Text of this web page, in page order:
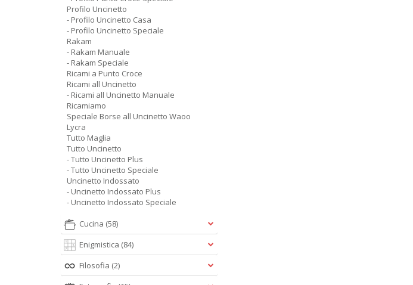
Profilo Uncinetto
- Profilo Uncinetto Casa
- Profilo Uncinetto Speciale
Rakam
- Rakam Manuale
- Rakam Speciale
Ricami a Punto Croce
Ricami all Uncinetto
- Ricami all Uncinetto Manuale
Ricamiamo
Speciale Borse all Uncinetto Waoo
Lycra
Tutto Maglia
Tutto Uncinetto
- Tutto Uncinetto Plus
- Tutto Uncinetto Speciale
Uncinetto Indossato
- Uncinetto Indossato Plus
- Uncinetto Indossato Speciale
Cucina (58)
Enigmistica (84)
Filosofia (2)